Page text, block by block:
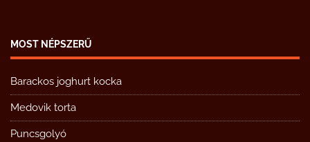
MOST NÉPSZERŰ
Barackos joghurt kocka
Medovik torta
Puncsgolyó